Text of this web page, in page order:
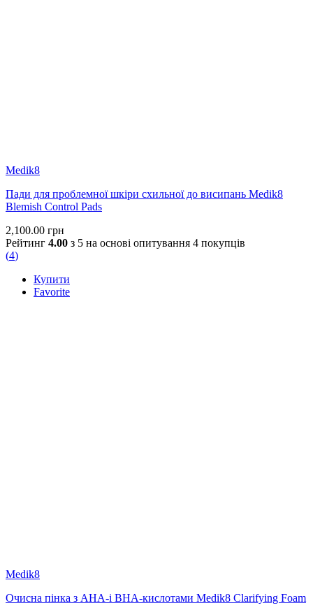
Medik8
Пади для проблемної шкіри схильної до висипань Medik8
Blemish Control Pads
2,100.00 грн
Рейтинг 4.00 з 5 на основі опитування 4 покупців
(4)
Купити
Favorite
Medik8
Очисна пінка з AHA-і BHA-кислотами Medik8 Clarifying Foam